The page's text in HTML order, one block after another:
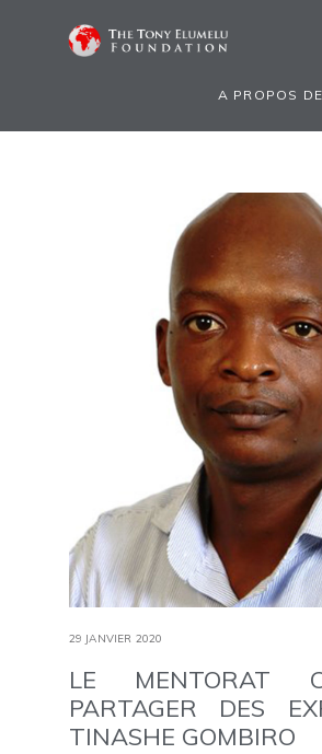
A PROPOS DE
29 JANVIER 2020
LE MENTORAT
PARTAGER DES
TINASHE GOMBIRO